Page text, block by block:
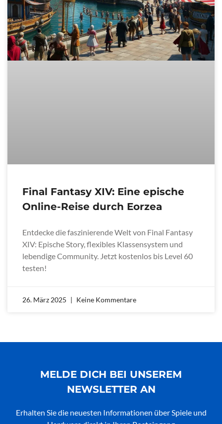
Final Fantasy XIV: Eine epische
Online-Reise durch Eorzea
Entdecke die faszinierende Welt von Final Fantasy
XIV: Epische Story, flexibles Klassensystem und
lebendige Community. Jetzt kostenlos bis Level 60
testen!
26. März 2025 Keine Kommentare
MELDE DICH BEI UNSEREM
NEWSLETTER AN
Erhalten Sie die neuesten Informationen über Spiele und